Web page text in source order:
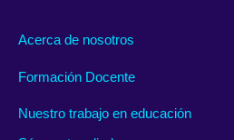
Acerca de nosotros
Formación Docente
Nuestro trabajo en educación